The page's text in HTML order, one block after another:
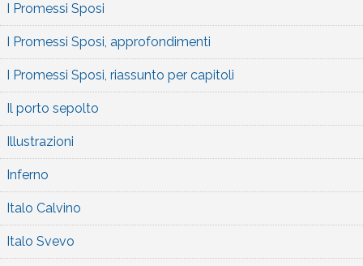
I Promessi Sposi
I Promessi Sposi, approfondimenti
I Promessi Sposi, riassunto per capitoli
Il porto sepolto
Illustrazioni
Inferno
Italo Calvino
Italo Svevo